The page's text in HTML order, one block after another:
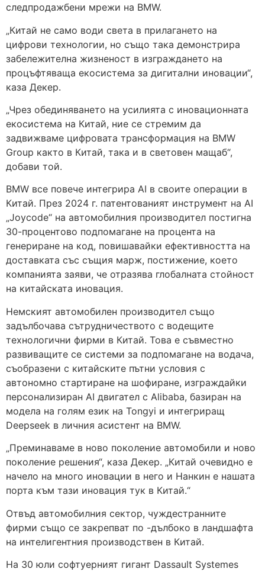
следпродажбени мрежи на BMW.
„Китай не само води света в прилагането на
цифрови технологии, но също така демонстрира
забележителна жизненост в изграждането на
процъфтяваща екосистема за дигитални иновации“,
каза Декер.
„Чрез обединяването на усилията с иновационната
екосистема на Китай, ние се стремим да
задвижваме цифровата трансформация на BMW
Group както в Китай, така и в световен мащаб“,
добави той.
BMW все повече интегрира AI в своите операции в
Китай. През 2024 г. патентованият инструмент на AI
„Joycode“ на автомобилния производител постигна
30-процентово подпомагане на процента на
генериране на код, повишавайки ефективността на
доставката със същия марж, постижение, което
компанията заяви, че отразява глобалната стойност
на китайската иновация.
Немският автомобилен производител също
задълбочава сътрудничеството с водещите
технологични фирми в Китай. Това е съвместно
развиващите се системи за подпомагане на водача,
съобразени с китайските пътни условия с
автономно стартиране на шофиране, изграждайки
персонализиран AI двигател с Alibaba, базиран на
модела на голям език на Tongyi и интегриращ
Deepseek в личния асистент на BMW.
„Преминаваме в ново поколение автомобили и ново
поколение решения“, каза Декер. „Китай очевидно е
начело на много иновации в него и Нанкин е нашата
порта към тази иновация тук в Китай.“
Отвъд автомобилния сектор, чуждестранните
фирми също се закрепват по -дълбоко в ландшафта
на интелигентния производствен в Китай.
На 30 юли софтуерният гигант Dassault Systemes